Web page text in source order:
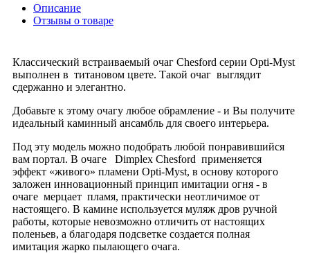
Описание
Отзывы о товаре
Классический встраиваемый очаг Chesford серии Opti-Myst
выполнен в титановом цвете. Такой очаг выглядит
сдержанно и элегантно.
Добавьте к этому очагу любое обрамление - и Вы получите
идеальный каминный ансамбль для своего интерьера.
Под эту модель можно подобрать любой понравившийся
вам портал. В очаге Dimplex Chesford применяется
эффект «живого» пламени Opti-Myst, в основу которого
заложен инновационный принцип имитации огня - в
очаге мерцает пламя, практически неотличимое от
настоящего. В камине используется муляж дров ручной
работы, которые невозможно отличить от настоящих
поленьев, а благодаря подсветке создается полная
имитация жарко пылающего очага.